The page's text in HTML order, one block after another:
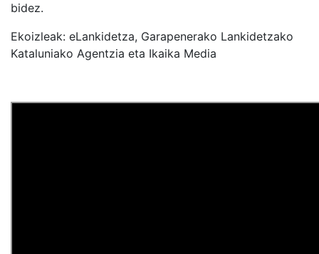
bidez.
Ekoizleak: eLankidetza, Garapenerako Lankidetzako
Kataluniako Agentzia eta Ikaika Media